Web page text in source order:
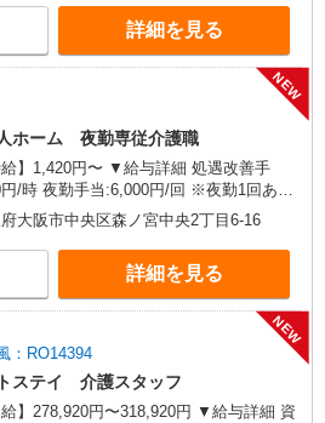
給なし
詳細を見る
NEW
ホーム 夜勤専従介護職
1,420円〜 ▼給与詳細 処遇改善手
円/時 夜勤手当:6,000円/回 ※夜勤1回あた
処遇改善手当含） ▼下記別途支給 通
始手当：380円/時 寸志あり：年2回
※業績による ※処遇改善手当は試
(3ヶ月)は支給なし
大阪市中央区森ノ宮中央2丁目6-16
詳細を見る
：RO14394
NEW
ステイ 介護スタッフ
】278,920円〜318,920円 ▼給与詳細 資